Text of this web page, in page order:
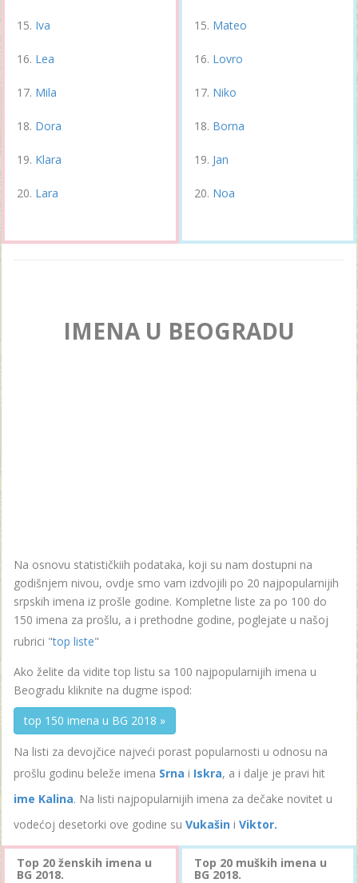
Iva
Lea
Mila
Dora
Klara
Lara
Mateo
Lovro
Niko
Borna
Jan
Noa
IMENA U BEOGRADU
Na osnovu statističkiih podataka, koji su nam dostupni na
godišnjem nivou, ovdje smo vam izdvojili po 20 najpopularnijih
srpskih imena iz prošle godine. Kompletne liste za po 100 do
150 imena za prošlu, a i prethodne godine, poglejate u našoj
rubrici "top liste"
Ako želite da vidite top listu sa 100 najpopularnijih imena u
Beogradu kliknite na dugme ispod:
top 150 imena u BG 2018 »
Na listi za devojčice najveći porast popularnosti u odnosu na
prošlu godinu beleže imena Srna i Iskra, a i dalje je pravi hit
ime Kalina. Na listi najpopularnijih imena za dečake novitet u
vodećoj desetorki ove godine su Vukašin i Viktor.
Top 20 ženskih imena u
BG 2018.
Top 20 muških imena u
BG 2018.